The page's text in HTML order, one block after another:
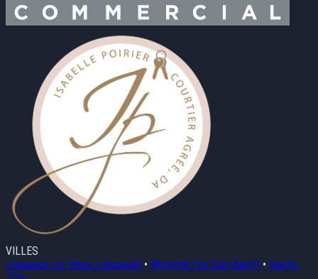
VILLES
Longueuil (Le Vieux-Longueuil) • Montréal (Le Sud-Ouest) • Sainte-